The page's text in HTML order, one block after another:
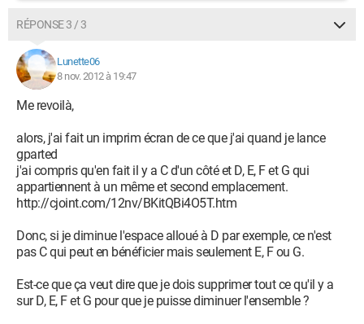
RÉPONSE 3 / 3
Lunette06
8 nov. 2012 à 19:47
Me revoilà,
alors, j'ai fait un imprim écran de ce que j'ai quand je lance
gparted
j'ai compris qu'en fait il y a C d'un côté et D, E, F et G qui
appartiennent à un même et second emplacement.
http://cjoint.com/12nv/BKitQBi4O5T.htm
Donc, si je diminue l'espace alloué à D par exemple, ce n'est
pas C qui peut en bénéficier mais seulement E, F ou G.
Est-ce que ça veut dire que je dois supprimer tout ce qu'il y a
sur D, E, F et G pour que je puisse diminuer l'ensemble ?